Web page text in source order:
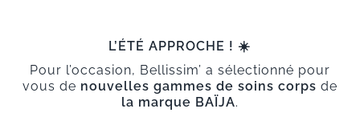
L’ÉTÉ APPROCHE ! ☀️
Pour l’occasion, Bellissim’ a sélectionné pour
vous de nouvelles gammes de soins corps de
la marque BAÏJA.